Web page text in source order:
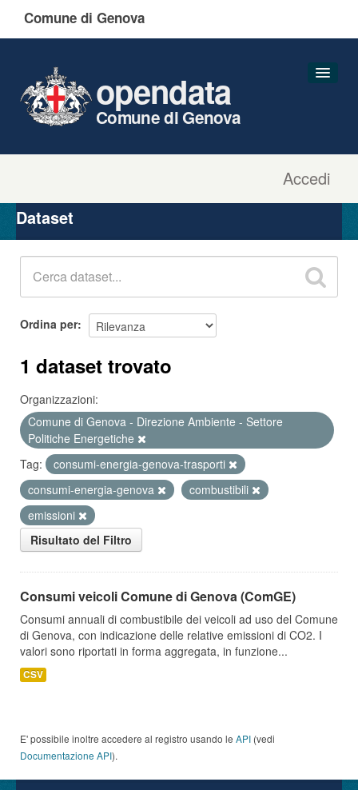
Comune di Genova
Accedi
opendata
Comune di Genova
Organizzazioni
Gruppi
Dataset
Ordina per
1 dataset trovato
Organizzazioni:
Comune di Genova - Direzione Ambiente - Settore
Politiche Energetiche
Tag:
consumi-energia-genova-trasporti
consumi-energia-genova
combustibili
emissioni
Risultato del Filtro
Consumi veicoli Comune di Genova (ComGE)
Consumi annuali di combustibile dei veicoli ad uso del Comune
di Genova, con indicazione delle relative emissioni di CO2. I
valori sono riportati in forma aggregata, in funzione...
CSV
E' possibile inoltre accedere al registro usando le API (vedi
Documentazione API).